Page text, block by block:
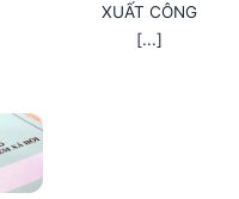
XUẤT CÔNG
[...]